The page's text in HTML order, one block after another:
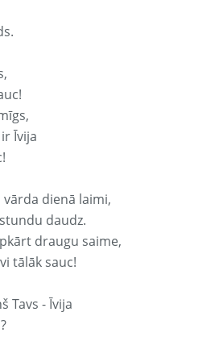
Īvija
vārda dienā laimi,
daudz.
draugu saime,
tālāk sauc!
Tavs - Īvija